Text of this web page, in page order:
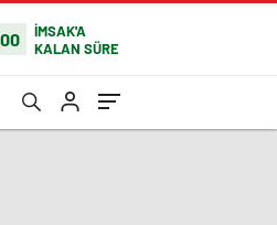
İMSAK'A
KALAN SÜRE